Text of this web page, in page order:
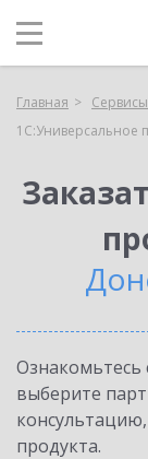
Главная
1С:Универсальное
выберите
продукта.